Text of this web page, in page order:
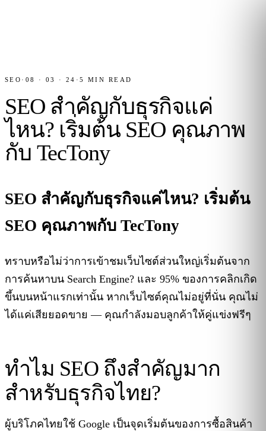
SEO · 08 · 03 · 24 ·5 MIN READ
SEO สำคัญกับธุรกิจแค่
ไหน? เริ่มต้น SEO คุณภาพ
กับ TecTony
SEO สำคัญกับธุรกิจแค่ไหน? เริ่มต้น
SEO คุณภาพกับ TecTony
ทราบหรือไม่ว่าการเข้าชมเว็บไซต์ส่วนใหญ่เริ่มต้นจาก
การค้นหาบน Search Engine? และ 95% ของการคลิกเกิด
ขึ้นบนหน้าแรกเท่านั้น หากเว็บไซต์คุณไม่อยู่ที่นั่น คุณไม่
ได้แค่เสียยอดขาย — คุณกำลังมอบลูกค้าให้คู่แข่งฟรีๆ
ทำไม SEO ถึงสำคัญมาก
สำหรับธุรกิจไทย?
ผู้บริโภคไทยใช้ Google เป็นจุดเริ่มต้นของการซื้อสินค้า